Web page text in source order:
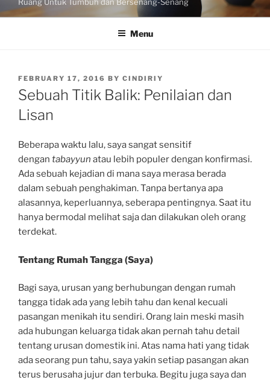
content
Menu
POSTED
ON
FEBRUARY 17, 2016 BY CINDIRIY
Sebuah Titik Balik: Penilaian dan
Lisan
Beberapa waktu lalu, saya sangat sensitif
dengan tabayyun atau lebih populer dengan konfirmasi.
Ada sebuah kejadian di mana saya merasa berada
dalam sebuah penghakiman. Tanpa bertanya apa
alasannya, keperluannya, seberapa pentingnya. Saat itu
hanya bermodal melihat saja dan dilakukan oleh orang
terdekat.
Tentang Rumah Tangga (Saya)
Bagi saya, urusan yang berhubungan dengan rumah
tangga tidak ada yang lebih tahu dan kenal kecuali
pasangan menikah itu sendiri. Orang lain meski masih
ada hubungan keluarga tidak akan pernah tahu detail
tentang urusan domestik ini. Atas nama hati yang tidak
ada seorang pun tahu, saya yakin setiap pasangan akan
terus berusaha jujur dan terbuka. Begitu juga saya dan